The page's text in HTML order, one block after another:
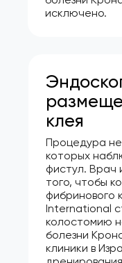
исключено.
клея
Процедура
которых
фистул. Врач
того, чтобы
фибринового
International
колостомию
болезни
клиники в